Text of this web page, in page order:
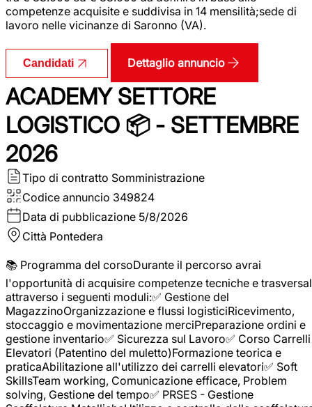
competenze acquisite e suddivisa in 14 mensilità;sede di
lavoro nelle vicinanze di Saronno (VA).
Candidati Dettaglio annuncio
ACADEMY SETTORE
LOGISTICO 📦 - SETTEMBRE
2026
Tipo di contratto Somministrazione
Codice annuncio 349824
Data di pubblicazione 5/8/2026
Città Pontedera
📚 Programma del corsoDurante il percorso avrai
l'opportunità di acquisire competenze tecniche e
attraverso i seguenti moduli:✅ Gestione del
MagazzinoOrganizzazione e flussi logisticiRicevimento,
stoccaggio e movimentazione merciPreparazione ordini e
gestione inventario✅ Sicurezza sul Lavoro✅ Corso Carrelli
Elevatori (Patentino del muletto)Formazione teorica e
praticaAbilitazione all'utilizzo dei carrelli elevatori✅ Soft
SkillsTeam working, Comunicazione efficace, Problem
solving, Gestione del tempo✅ PRSES - Gestione